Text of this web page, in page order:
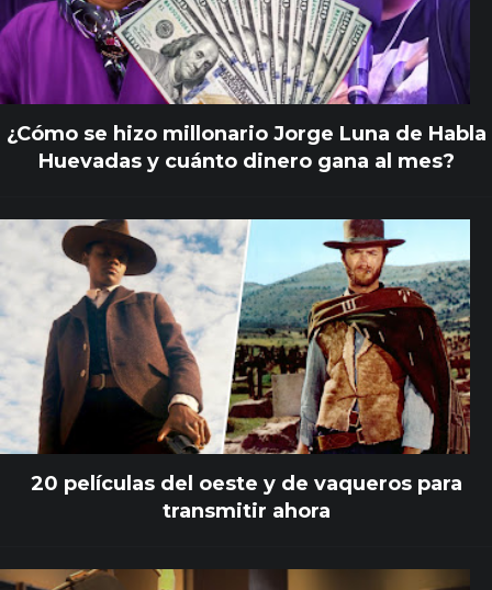
¿Cómo se hizo millonario Jorge Luna de Habla
Huevadas y cuánto dinero gana al mes?
20 películas del oeste y de vaqueros para
transmitir ahora